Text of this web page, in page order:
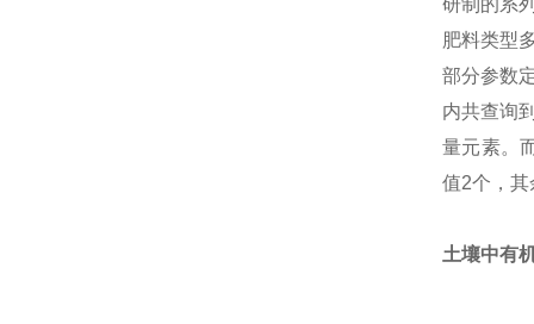
研制的系
肥料类型
部分参数
内共查询
量元素。
值2个，
土壤中有